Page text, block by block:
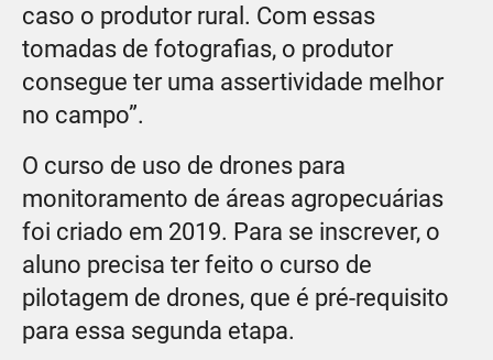
caso o produtor rural. Com essas
tomadas de fotografias, o produtor
consegue ter uma assertividade melhor
no campo”.
O curso de uso de drones para
monitoramento de áreas agropecuárias
foi criado em 2019. Para se inscrever, o
aluno precisa ter feito o curso de
pilotagem de drones, que é pré-requisito
para essa segunda etapa.